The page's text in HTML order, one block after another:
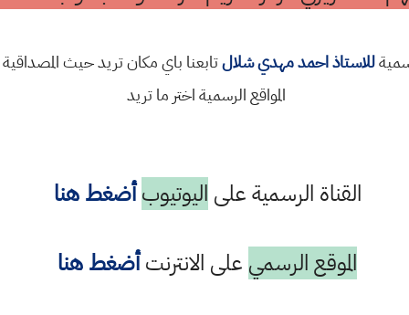
للاستاذ احمد مهدي شلالتابعنا باي مكان تريد حيث
المواقع الرسمية اختر ما تريد
القناة الرسمية على اليوتيوب أضغط هنا
الموقع الرسمي على الانترنتأضغط هنا